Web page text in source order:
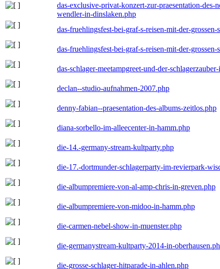
das-exclusive-privat-konzert-zur-praesentation-
wendler-in-dinslaken.php
das-fruehlingsfest-bei-graf-s-reisen-mit-der-
das-fruehlingsfest-bei-graf-s-reisen-mit-der-
das-schlager-meetampgreet-und-der-
declan--studio-aufnahmen-2007.php
denny-fabian--praesentation-des-albums-zeitlos.php
diana-sorbello-im-alleecenter-in-hamm.php
die-14.-germany-stream-kultparty.php
die-17.-dortmunder-schlagerparty-im-revierpark-
die-albumpremiere-von-al-amp-chris-in-greven.php
die-albumpremiere-von-midoo-in-hamm.php
die-carmen-nebel-show-in-muenster.php
die-germanystream-kultparty-2014-in-
die-grosse-schlager-hitparade-in-ahlen.php